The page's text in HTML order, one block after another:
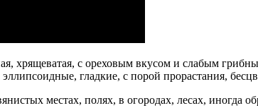
хрящеватая, с ореховым вкусом и слабым
гладкие, с порой прорастания,
местах, полях, в огородах, лесах, иногда